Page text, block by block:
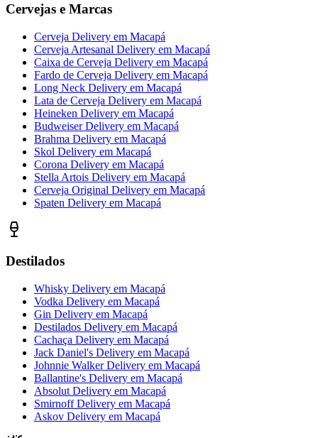
Cervejas e Marcas
Cerveja Delivery em Macapá
Cerveja Artesanal Delivery em Macapá
Caixa de Cerveja Delivery em Macapá
Fardo de Cerveja Delivery em Macapá
Long Neck Delivery em Macapá
Lata de Cerveja Delivery em Macapá
Heineken Delivery em Macapá
Budweiser Delivery em Macapá
Brahma Delivery em Macapá
Skol Delivery em Macapá
Corona Delivery em Macapá
Stella Artois Delivery em Macapá
Cerveja Original Delivery em Macapá
Spaten Delivery em Macapá
Destilados
Whisky Delivery em Macapá
Vodka Delivery em Macapá
Gin Delivery em Macapá
Destilados Delivery em Macapá
Cachaça Delivery em Macapá
Jack Daniel's Delivery em Macapá
Johnnie Walker Delivery em Macapá
Ballantine's Delivery em Macapá
Absolut Delivery em Macapá
Smirnoff Delivery em Macapá
Askov Delivery em Macapá